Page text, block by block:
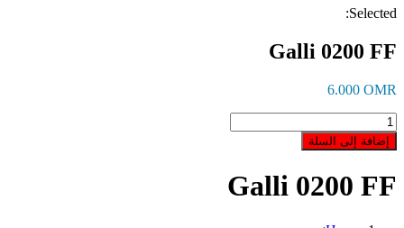
Selected:
Galli 0200 FF
6.000 OMR
كمية
Galli
0200
إضافة إلى السلة
Galli 0200 FF